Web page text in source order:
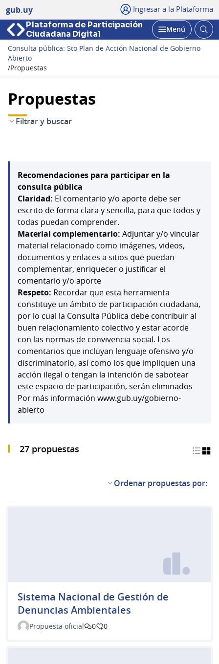
gub.uy Ingresar a la Plataforma
Plataforma de Participación
Ciudadana Digital
Abrir
Menú
Consulta pública: 5to Plan de Acción Nacional de Gobierno
Abierto
/Propuestas
Propuestas
Filtrar y buscar
Recomendaciones para participar en la
consulta pública
Claridad: El comentario y/o aporte debe ser
escrito de forma clara y sencilla, para que todos y
todas puedan comprender.
Material complementario: Adjuntar y/o vincular
material relacionado como imágenes, videos,
documentos y enlaces a sitios que puedan
complementar, enriquecer o justificar el
comentario y/o aporte
Respeto: Recordar que esta herramienta
constituye un ámbito de participación ciudadana,
por lo cual la Consulta Pública debe contribuir al
buen relacionamiento colectivo y estar acorde
con las normas de convivencia social. Los
comentarios que incluyan lenguaje ofensivo y/o
discriminatorio, así como los que impliquen una
acción ilegal o tengan la intención de sabotear
este espacio de participación, serán eliminados
Por más información www.gub.uy/gobierno-
abierto
27 propuestas
Ordenar propuestas por:
Sistema Nacional de Gestión de
Denuncias Ambientales
Propuesta oficial 0 0